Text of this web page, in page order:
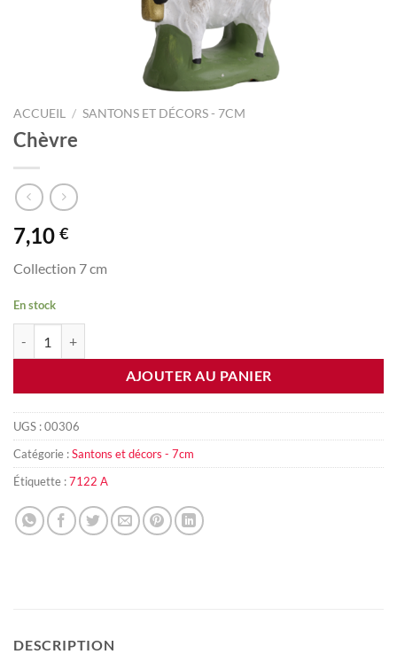
ACCUEIL / SANTONS ET DÉCORS - 7CM
Chèvre
7,10 €
Collection 7 cm
En stock
AJOUTER AU PANIER
UGS :00306
Catégorie :Santons et décors - 7cm
Étiquette :7122 A
DESCRIPTION